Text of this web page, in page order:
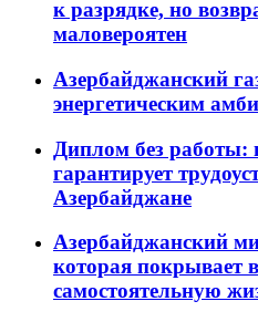
к разрядке, но
маловероятен
Азербайджанский
энергетическим
Диплом без работы:
гарантирует
Азербайджане
Азербайджанский
которая покрывает
самостоятельную